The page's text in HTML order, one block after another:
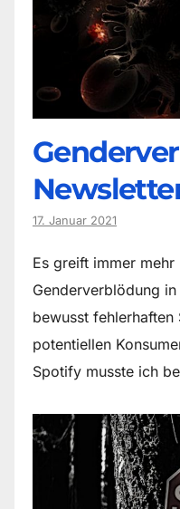
17. Januar 2021
Es greift immer
Genderverblödung
bewusst fehlerhaften
potentiellen
Spotify musste ich